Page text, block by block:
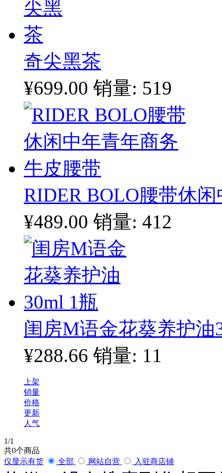
奇尖黑茶
¥699.00 销量: 519
RIDER BOLO腰带休
¥489.00 销量: 412
闺房M语金花葵养护油
¥288.66 销量: 11
上架
销量
价格
更新
人气
1/1
共0个商品
仅显示有货
全部 网站自营 入驻商店铺